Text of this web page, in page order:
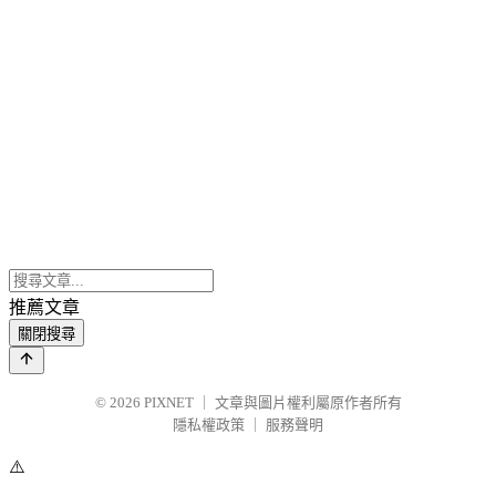
推薦文章
關閉搜尋
© 2026 PIXNET
文章與圖片權利屬原作者所有
隱私權政策
服務聲明
⚠️